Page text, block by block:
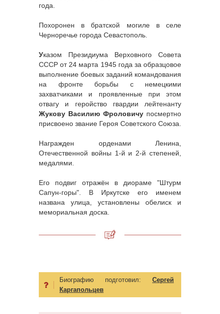
года.
Похоронен в братской могиле в селе
Черноречье города Севастополь.
Указом Президиума Верховного Совета
СССР от 24 марта 1945 года за образцовое
выполнение боевых заданий командования
на фронте борьбы с немецкими
захватчиками и проявленные при этом
отвагу и геройство гвардии лейтенанту
Жукову Василию Фроловичу посмертно
присвоено звание Героя Советского Союза.
Награжден орденами Ленина,
Отечественной войны 1-й и 2-й степеней,
медалями.
Его подвиг отражён в диораме "Штурм
Сапун-горы". В Иркутске его именем
названа улица, установлены обелиск и
мемориальная доска.
Биографию подготовил: Сергей
Каргапольцев